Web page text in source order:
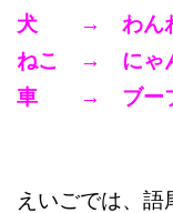
犬 → わん
ねこ → にゃ
車 → ブー
えいごでは、